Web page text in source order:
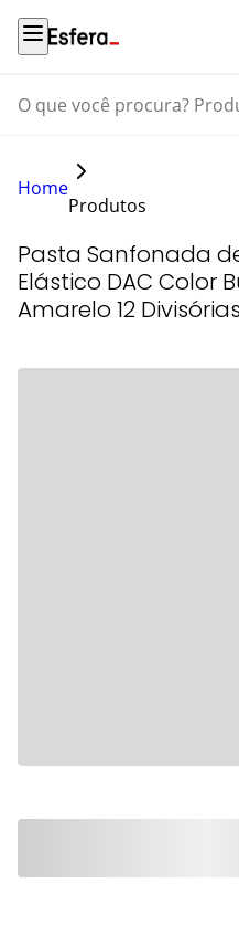
O que você procura? Produtos,
Home
Produtos
Pasta Sanfonada
Elástico DAC Color
Amarelo 12 Divisórias